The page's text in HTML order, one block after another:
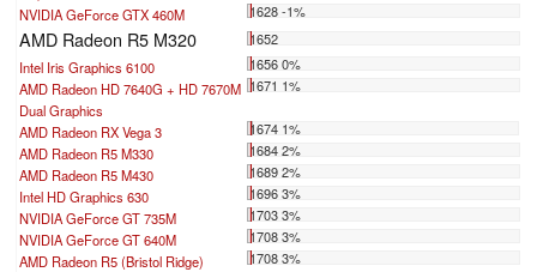
NVIDIA GeForce GTX 460M 1628 -1%
AMD Radeon R5 M320
1652
Intel Iris Graphics 6100
1656 0%
AMD Radeon HD 7640G + HD 7670M
Dual Graphics
1671 1%
AMD Radeon RX Vega 3
1674 1%
AMD Radeon R5 M330
1684 2%
AMD Radeon R5 M430
1689 2%
Intel HD Graphics 630
1696 3%
NVIDIA GeForce GT 735M
1703 3%
NVIDIA GeForce GT 640M
1708 3%
AMD Radeon R5 (Bristol Ridge)
1708 3%